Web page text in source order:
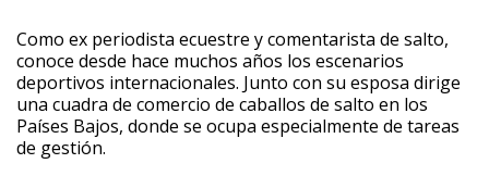
Como ex periodista ecuestre y comentarista de salto,
conoce desde hace muchos años los escenarios
deportivos internacionales. Junto con su esposa dirige
una cuadra de comercio de caballos de salto en los
Países Bajos, donde se ocupa especialmente de tareas
de gestión.